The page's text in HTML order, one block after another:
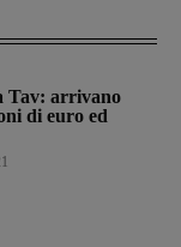
Tav: arrivano
di euro ed